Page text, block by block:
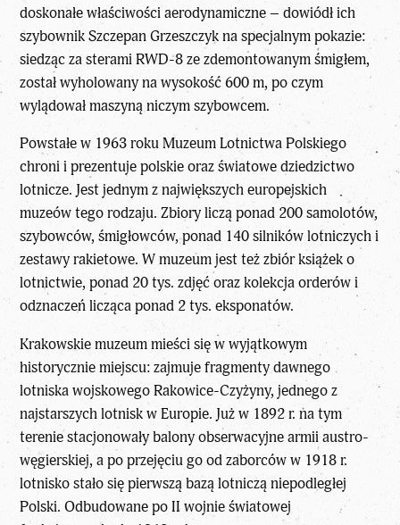
doskonałe właściwości aerodynamiczne – dowiódł ich
szybownik Szczepan Grzeszczyk na specjalnym pokazie:
siedząc za sterami RWD-8 ze zdemontowanym śmigłem,
został wyholowany na wysokość 600 m, po czym
wylądował maszyną niczym szybowcem.
Powstałe w 1963 roku Muzeum Lotnictwa Polskiego
chroni i prezentuje polskie oraz światowe dziedzictwo
lotnicze. Jest jednym z największych europejskich
muzeów tego rodzaju. Zbiory liczą ponad 200 samolotów,
szybowców, śmigłowców, ponad 140 silników lotniczych i
zestawy rakietowe. W muzeum jest też zbiór książek o
lotnictwie, ponad 20 tys. zdjęć oraz kolekcja orderów i
odznaczeń licząca ponad 2 tys. eksponatów.
Krakowskie muzeum mieści się w wyjątkowym
historycznie miejscu: zajmuje fragmenty dawnego
lotniska wojskowego Rakowice-Czyżyny, jednego z
najstarszych lotnisk w Europie. Już w 1892 r. na tym
terenie stacjonowały balony obserwacyjne armii austro-
węgierskiej, a po przejęciu go od zaborców w 1918 r.
lotnisko stało się pierwszą bazą lotniczą niepodległej
Polski. Odbudowane po II wojnie światowej